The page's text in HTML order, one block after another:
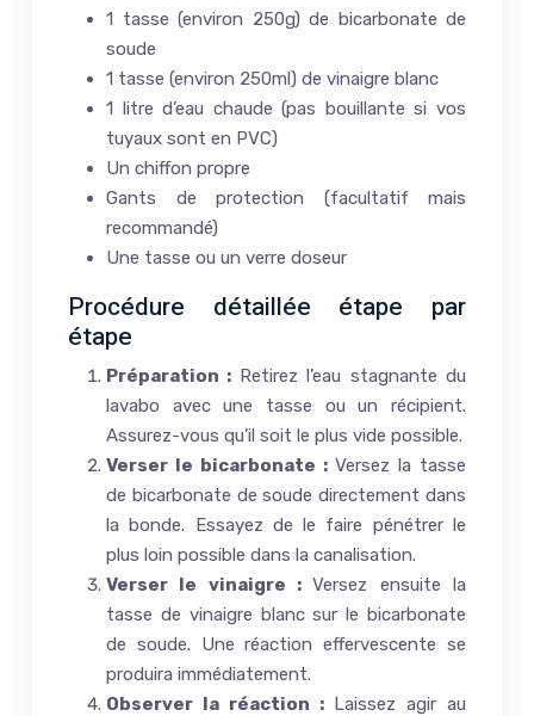
1 tasse (environ 250g) de bicarbonate de
soude
1 tasse (environ 250ml) de vinaigre blanc
1 litre d’eau chaude (pas bouillante si vos
tuyaux sont en PVC)
Un chiffon propre
Gants de protection (facultatif mais
recommandé)
Une tasse ou un verre doseur
Procédure détaillée étape par
étape
Préparation : Retirez l’eau stagnante du
lavabo avec une tasse ou un récipient.
Assurez-vous qu’il soit le plus vide possible.
Verser le bicarbonate : Versez la tasse
de bicarbonate de soude directement dans
la bonde. Essayez de le faire pénétrer le
plus loin possible dans la canalisation.
Verser le vinaigre :Versez ensuite la
tasse de vinaigre blanc sur le bicarbonate
de soude. Une réaction effervescente se
produira immédiatement.
Observer la réaction : Laissez agir au